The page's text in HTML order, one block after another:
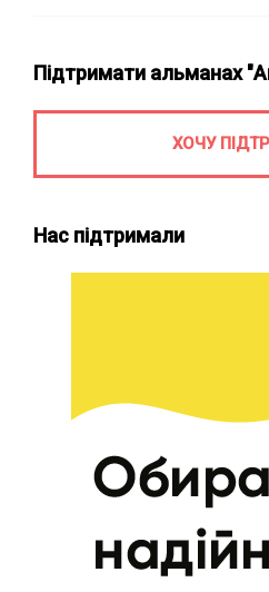
Підтримати альманах
ХОЧУ
Нас підтримали